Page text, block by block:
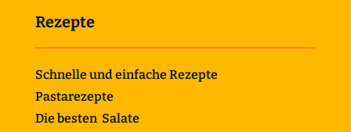
Rezepte
Schnelle und einfache Rezepte
Pastarezepte
Die besten Salate